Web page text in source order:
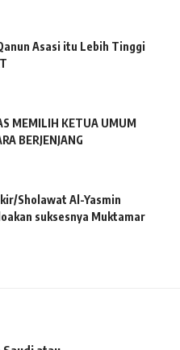
Asasi itu Lebih Tinggi
MEMILIH KETUA UMUM
BERJENJANG
Sholawat Al-Yasmin
suksesnya Muktamar